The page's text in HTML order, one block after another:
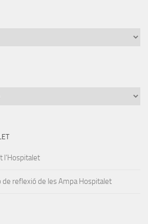
l’Hospitalet
de reflexió de les Ampa Hospitalet